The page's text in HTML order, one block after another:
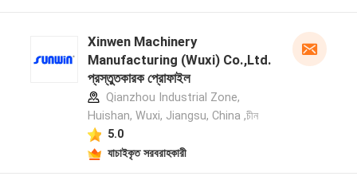
Xinwen Machinery
Manufacturing (Wuxi) Co.,Ltd.
প্রস্তুতকারক প্রোফাইল
Qianzhou Industrial Zone,
Huishan, Wuxi, Jiangsu, China ,চীন
5.0
যাচাইকৃত সরবরাহকারী